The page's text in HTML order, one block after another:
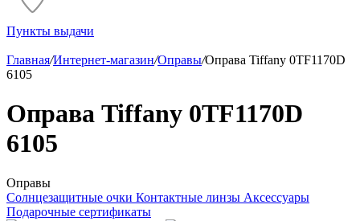
Пункты выдачи
Главная/Интернет-магазин/Оправы/Оправа Tiffany 0TF1170D
6105
Оправа Tiffany 0TF1170D
6105
Оправы
Солнцезащитные очки Контактные линзы Аксессуары
Подарочные сертификаты